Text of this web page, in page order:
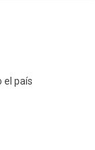
el país